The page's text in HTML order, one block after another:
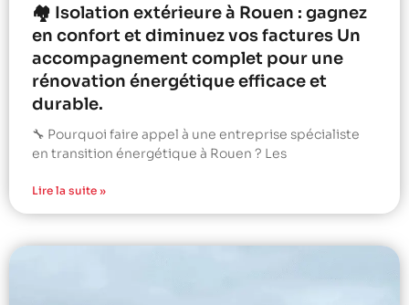
🏘️ Isolation extérieure à Rouen : gagnez
en confort et diminuez vos factures Un
accompagnement complet pour une
rénovation énergétique efficace et
durable.
🔧 Pourquoi faire appel à une entreprise spécialiste
en transition énergétique à Rouen ? Les
Lire la suite »